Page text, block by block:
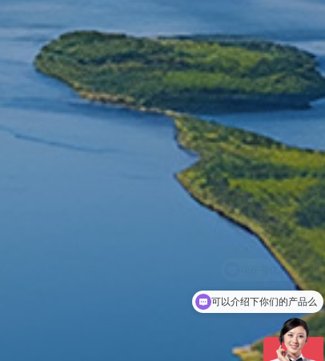
可以介绍下你们的产品么